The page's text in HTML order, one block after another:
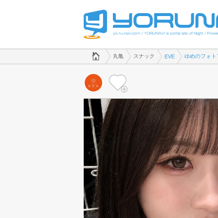
でスナックのことなら、スナック EVE([kana])
香川県版
丸亀 スナック EVE ゆめのフォト